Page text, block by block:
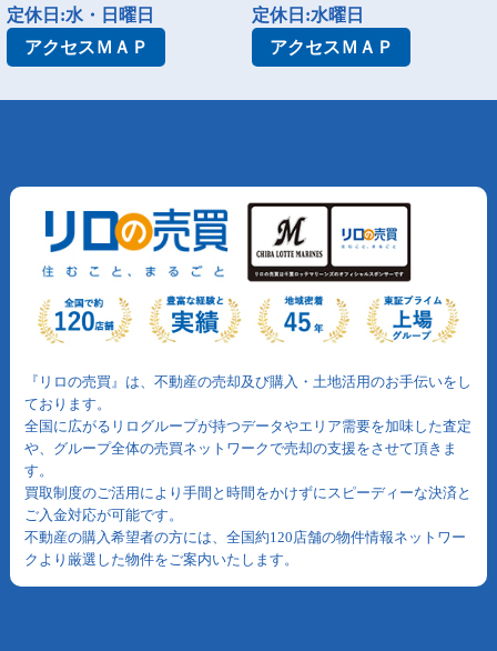
定休日:水・日曜日
アクセスＭＡＰ
定休日:水曜日
アクセスＭＡＰ
『リロの売買』は、不動産の売却及び購入・土地活用のお手伝いをし
ております。
全国に広がるリログループが持つデータやエリア需要を加味した査定
や、グループ全体の売買ネットワークで売却の支援をさせて頂きま
す。
買取制度のご活用により手間と時間をかけずにスピーディーな決済と
ご入金対応が可能です。
不動産の購入希望者の方には、全国約120店舗の物件情報ネットワー
クより厳選した物件をご案内いたします。